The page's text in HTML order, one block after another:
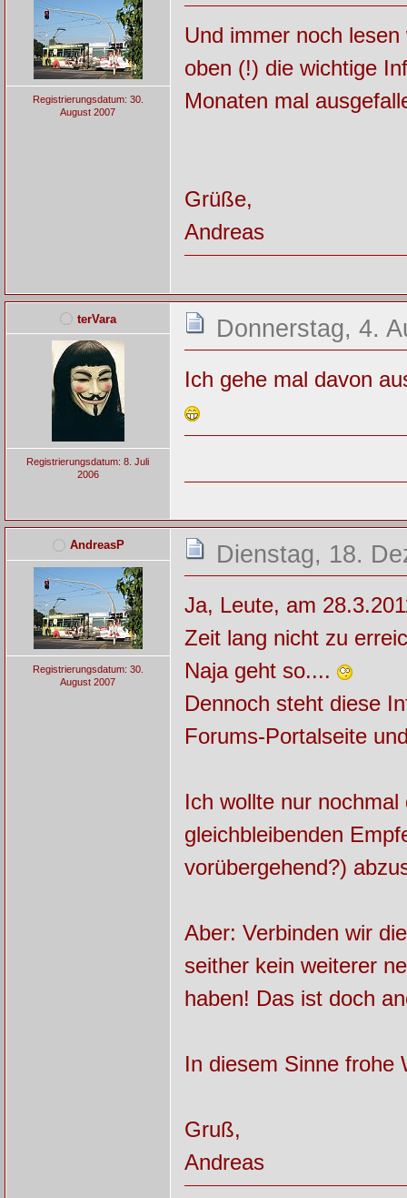
Registrierungsdatum: 30.
August 2007
Und immer noch
oben (!) die wichtige
Monaten mal
Grüße,
Andreas
terVara
Registrierungsdatum: 8. Juli
2006
Donnerstag, 4.
Ich gehe mal davon
AndreasP
Registrierungsdatum: 30.
August 2007
Dienstag, 18.
Ja, Leute, am
Zeit lang nicht zu
Naja geht so....
Dennoch steht diese
Forums-Portalseite
Ich wollte nur
gleichbleibenden
vorübergehend?)
Aber: Verbinden wir
seither kein weiterer
haben! Das ist doch
In diesem Sinne frohe
Gruß,
Andreas